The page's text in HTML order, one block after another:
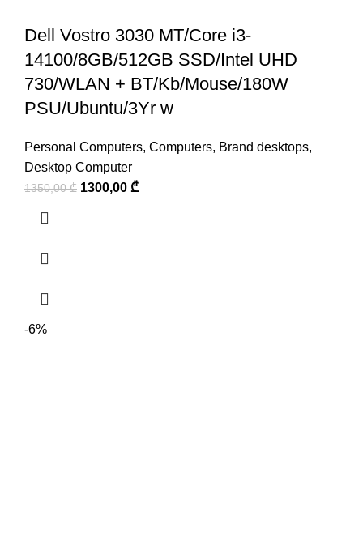
Dell Vostro 3030 MT/Core i3-
14100/8GB/512GB SSD/Intel UHD
730/WLAN + BT/Kb/Mouse/180W
PSU/Ubuntu/3Yr w
Personal Computers, Computers, Brand desktops,
Desktop Computer
1350,00₾ 1300,00 ₾
-6%